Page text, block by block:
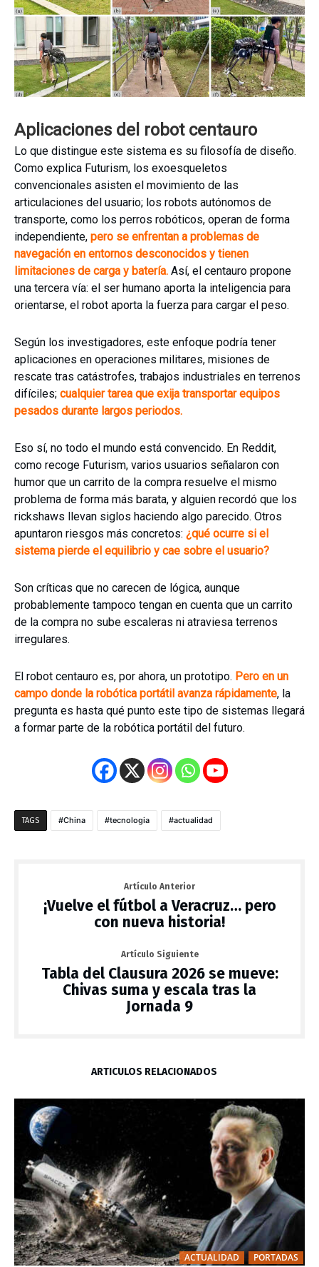
Aplicaciones del robot centauro
Lo que distingue este sistema es su filosofía de diseño.
Como explica Futurism, los exoesqueletos
convencionales asisten el movimiento de las
articulaciones del usuario; los robots autónomos de
transporte, como los perros robóticos, operan de forma
independiente, pero se enfrentan a problemas de
navegación en entornos desconocidos y tienen
limitaciones de carga y batería. Así, el centauro propone
una tercera vía: el ser humano aporta la inteligencia para
orientarse, el robot aporta la fuerza para cargar el peso.
Según los investigadores, este enfoque podría tener
aplicaciones en operaciones militares, misiones de
rescate tras catástrofes, trabajos industriales en terrenos
difíciles; cualquier tarea que exija transportar equipos
pesados durante largos periodos.
Eso sí, no todo el mundo está convencido. En Reddit,
como recoge Futurism, varios usuarios señalaron con
humor que un carrito de la compra resuelve el mismo
problema de forma más barata, y alguien recordó que los
rickshaws llevan siglos haciendo algo parecido. Otros
apuntaron riesgos más concretos: ¿qué ocurre si el
sistema pierde el equilibrio y cae sobre el usuario?
Son críticas que no carecen de lógica, aunque
probablemente tampoco tengan en cuenta que un carrito
de la compra no sube escaleras ni atraviesa terrenos
irregulares.
El robot centauro es, por ahora, un prototipo. Pero en un
campo donde la robótica portátil avanza rápidamente, la
pregunta es hasta qué punto este tipo de sistemas llegará
a formar parte de la robótica portátil del futuro.
TAGS China tecnologia actualidad
Artículo Anterior
¡Vuelve el fútbol a Veracruz… pero
con nueva historia!
Artículo Siguiente
Tabla del Clausura 2026 se mueve:
Chivas suma y escala tras la
Jornada 9
ARTÍCULOS RELACIONADOS
ACTUALIDAD PORTADAS